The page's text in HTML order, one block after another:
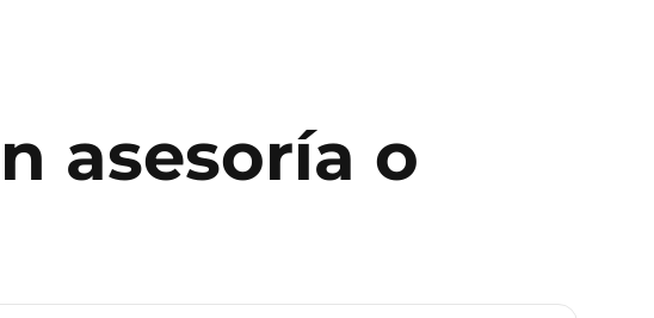
asesoría o